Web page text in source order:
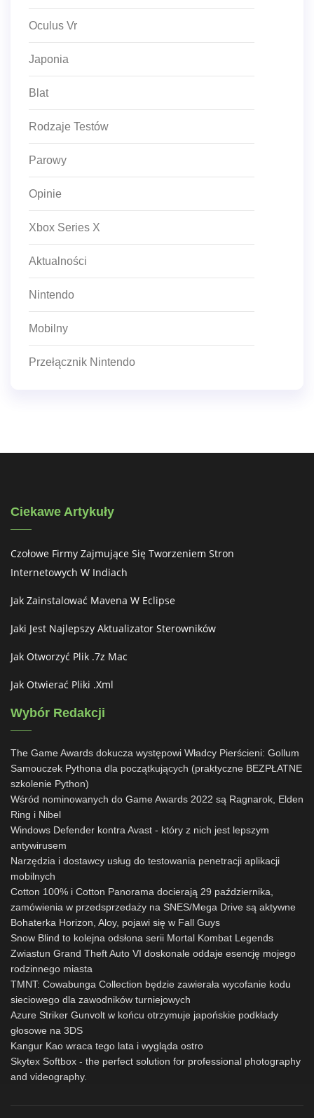
Oculus Vr
Japonia
Blat
Rodzaje Testów
Parowy
Opinie
Xbox Series X
Aktualności
Nintendo
Mobilny
Przełącznik Nintendo
Ciekawe Artykuły
Czołowe Firmy Zajmujące Się Tworzeniem Stron
Internetowych W Indiach
Jak Zainstalować Mavena W Eclipse
Jaki Jest Najlepszy Aktualizator Sterowników
Jak Otworzyć Plik .7z Mac
Jak Otwierać Pliki .xml
Wybór Redakcji
The Game Awards dokucza występowi Władcy Pierścieni: Gollum
Samouczek Pythona dla początkujących (praktyczne BEZPŁATNE
szkolenie Python)
Wśród nominowanych do Game Awards 2022 są Ragnarok, Elden
Ring i Nibel
Windows Defender kontra Avast - który z nich jest lepszym
antywirusem
Narzędzia i dostawcy usług do testowania penetracji aplikacji
mobilnych
Cotton 100% i Cotton Panorama docierają 29 października,
zamówienia w przedsprzedaży na SNES/Mega Drive są aktywne
Bohaterka Horizon, Aloy, pojawi się w Fall Guys
Snow Blind to kolejna odsłona serii Mortal Kombat Legends
Zwiastun Grand Theft Auto VI doskonale oddaje esencję mojego
rodzinnego miasta
TMNT: Cowabunga Collection będzie zawierała wycofanie kodu
sieciowego dla zawodników turniejowych
Azure Striker Gunvolt w końcu otrzymuje japońskie podkłady
głosowe na 3DS
Kangur Kao wraca tego lata i wygląda ostro
Skytex Softbox - the perfect solution for professional photography
and videography.